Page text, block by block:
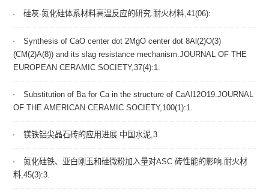
硅灰-氮化硅体系材料高温反应的研究.耐火材料,41(06):
Synthesis of CaO center dot 2MgO center dot 8Al(2)O(3)
(CM(2)A(8)) and its slag resistance mechanism.JOURNAL OF THE
EUROPEAN CERAMIC SOCIETY,37(4):1.
Substitution of Ba for Ca in the structure of CaAl12O19.JOURNAL
OF THE AMERICAN CERAMIC SOCIETY,100(1):1.
镁铁铝尖晶石砖的应用进展.中国水泥,3.
氮化硅铁、亚白刚玉和硅微粉加入量对ASC 砖性能的影响.耐火材
料,45(3):3.